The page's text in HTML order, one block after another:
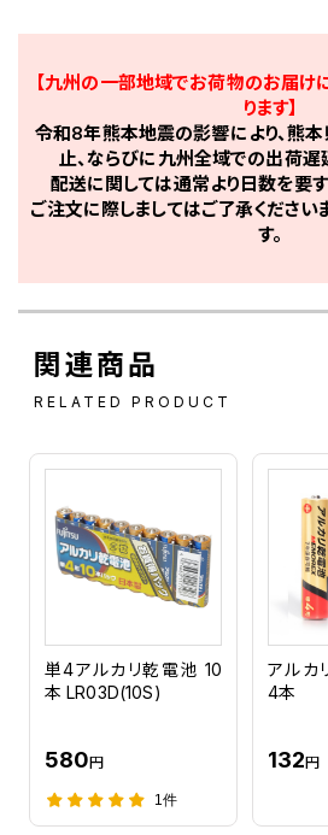
【九州の一部地域でお荷物のお届け
ります】
令和8年熊本地震の影響により、熊
止、ならびに九州全域での出荷遅
配送に関しては通常より日数を要す
ご注文に際しましてはご了承くださ
す。
関連商品
RELATED PRODUCT
単4アルカリ乾電池 10
本 LR03D(10S)
580円
1件
アルカ
4本
132円